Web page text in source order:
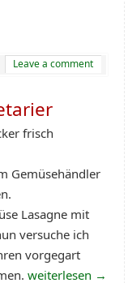
Leave a comment
frisch
Gemüsehändler
Lasagne mit
versuche ich
vorgegart
weiterlesen →